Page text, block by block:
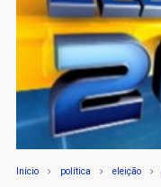
Início política eleição